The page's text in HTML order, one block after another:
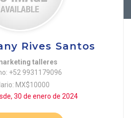
Rives Santos
talleres
+52 9931179096
MX$10000
30 de enero de 2024